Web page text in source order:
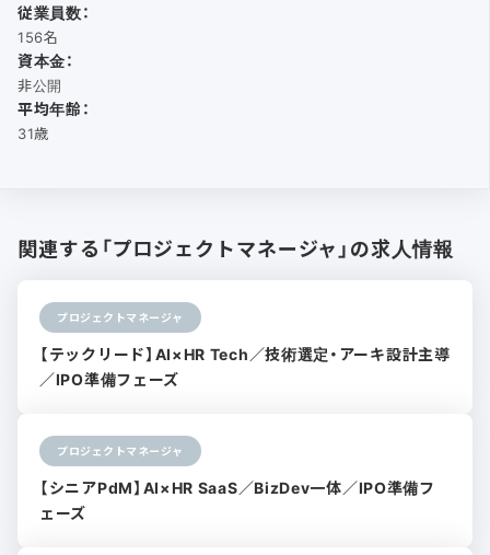
従業員数：
156名
資本金：
非公開
平均年齢：
31歳
関連する「プロジェクトマネージャ」の求人情報
プロジェクトマネージャ
【テックリード】AI×HR Tech／技術選定・アーキ設計主導
／IPO準備フェーズ
プロジェクトマネージャ
【シニアPdM】AI×HR SaaS／BizDev一体／IPO準備フ
ェーズ